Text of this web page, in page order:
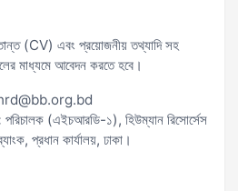
(CV) এবং প্রয়োজনীয় তথ্যাদি সহ
মাধ্যমে আবেদন করতে হবে।
পরিচালক (এইচআরডি-১), হিউম্যান রিসোর্সেস
প্রধান কার্যালয়, ঢাকা।